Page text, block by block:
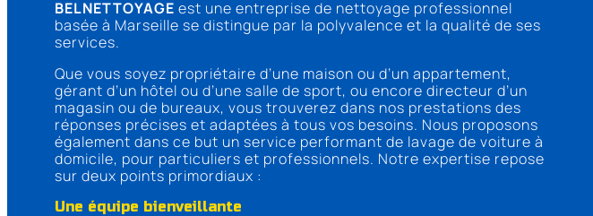
BELNETTOYAGE est une entreprise de nettoyage professionnel
basée à Marseille se distingue par la polyvalence et la qualité de ses
services.
Que vous soyez propriétaire d’une maison ou d’un appartement,
gérant d’un hôtel ou d’une salle de sport, ou encore directeur d’un
magasin ou de bureaux, vous trouverez dans nos prestations des
réponses précises et adaptées à tous vos besoins. Nous proposons
également dans ce but un service performant de lavage de voiture à
domicile, pour particuliers et professionnels. Notre expertise repose
sur deux points primordiaux :
Une équipe bienveillante